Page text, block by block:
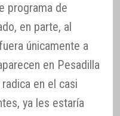
programa de
en parte, al
únicamente a
en Pesadilla
en el casi
ya les estaría